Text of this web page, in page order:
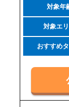
対象年
対象エ
おすすめ